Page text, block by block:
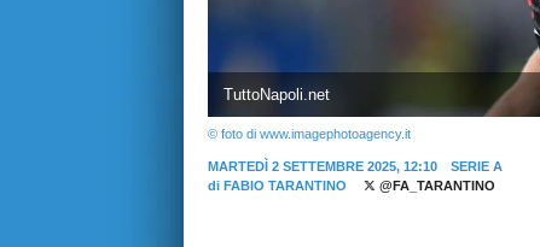
TuttoNapoli.net
© foto di www.imagephotoagency.it
MARTEDÌ 2 SETTEMBRE 2025, 12:10
SERIE A
di FABIO TARANTINO @FA_TARANTINO